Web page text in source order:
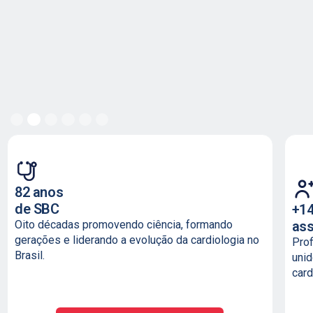
82 anos
de SBC
Oito décadas promovendo ciência, formando
gerações e liderando a evolução da cardiologia no
Brasil.